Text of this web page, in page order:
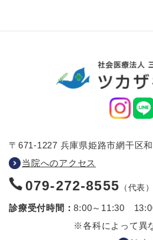
〒671-1227 兵庫県姫路市網干区
当院へのアクセス
079-272-8555 （代表）
診療受付時間：8:00～11:30
※各科によって異